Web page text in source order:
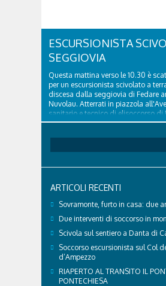
ESCURSIONISTA
SEGGIOVIA
Questa mattina verso le 10.30 è
per un escursionista scivolato a
discesa dalla seggiovia di Fedare
Nuvolau. Atterrati in piazzola
sanitario e tecnico di elisoccorso di
raggiunto il 74enne di Teolo...
per:
ARTICOLI RECENTI
Sovramonte, furto in casa: due
Due interventi di soccorso in
Scivola sul sentiero a Danta di
Soccorso escursionista sul Col
d’Ampezzo
RIAPERTO AL TRANSITO IL
PONTECHIESA